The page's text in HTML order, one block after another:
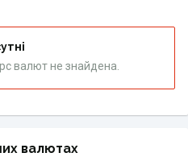
валют не знайдена.
валютах